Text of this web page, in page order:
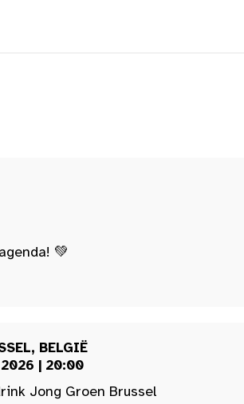
💚
BELGIË
2026 | 20:00
Jong Groen Brussel